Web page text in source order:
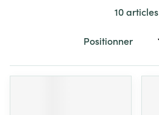
10articles
Trier par: